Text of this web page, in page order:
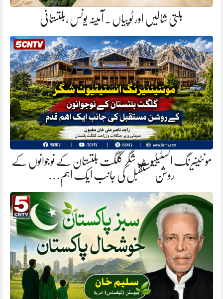
بلتی شالیں اور ٹوپیاں . آمینہ یونس ،بلتستانی
مونٹینیرنگ انسٹیٹیوٹ شگر گلگت بلتستان کے نوجوانوں کے
روشن مستقبل کی جانب ایک اہم…